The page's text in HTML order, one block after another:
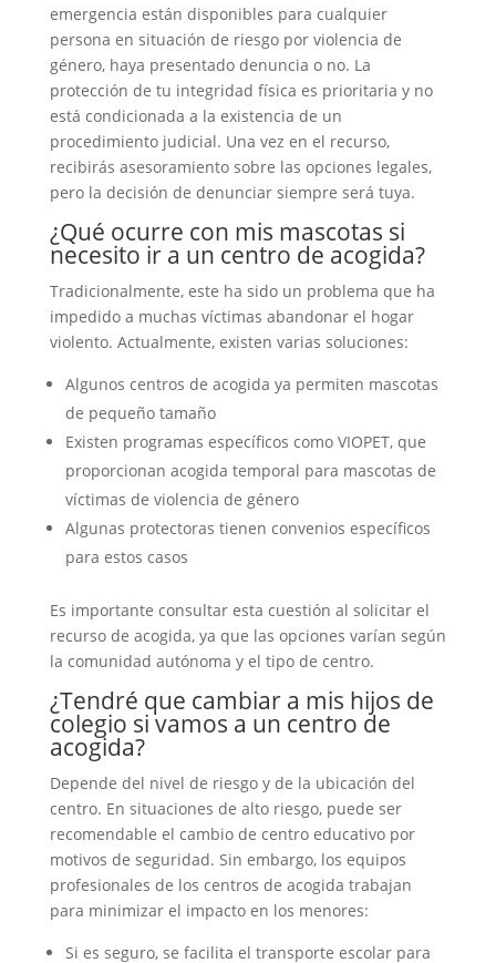
emergencia están disponibles para cualquier
persona en situación de riesgo por violencia de
género, haya presentado denuncia o no. La
protección de tu integridad física es prioritaria y no
está condicionada a la existencia de un
procedimiento judicial. Una vez en el recurso,
recibirás asesoramiento sobre las opciones legales,
pero la decisión de denunciar siempre será tuya.
¿Qué ocurre con mis mascotas si
necesito ir a un centro de acogida?
Tradicionalmente, este ha sido un problema que ha
impedido a muchas víctimas abandonar el hogar
violento. Actualmente, existen varias soluciones:
Algunos centros de acogida ya permiten mascotas
de pequeño tamaño
Existen programas específicos como VIOPET, que
proporcionan acogida temporal para mascotas de
víctimas de violencia de género
Algunas protectoras tienen convenios específicos
para estos casos
Es importante consultar esta cuestión al solicitar el
recurso de acogida, ya que las opciones varían según
la comunidad autónoma y el tipo de centro.
¿Tendré que cambiar a mis hijos de
colegio si vamos a un centro de
acogida?
Depende del nivel de riesgo y de la ubicación del
centro. En situaciones de alto riesgo, puede ser
recomendable el cambio de centro educativo por
motivos de seguridad. Sin embargo, los equipos
profesionales de los centros de acogida trabajan
para minimizar el impacto en los menores:
Si es seguro, se facilita el transporte escolar para